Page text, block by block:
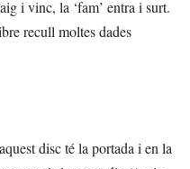
i vinc, la ‘fam’ entra i surt.
recull moltes dades
disc té la portada i en la